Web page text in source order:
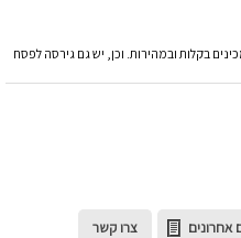
בקלות ובמהירות. וכן, יש גם גירסה לפסח
אחרונים צרו קשר